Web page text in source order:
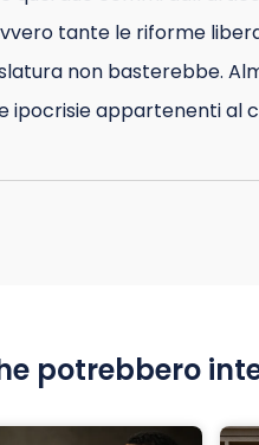
tante le riforme
non basterebbe.
ipocrisie appartenenti al
potrebbero